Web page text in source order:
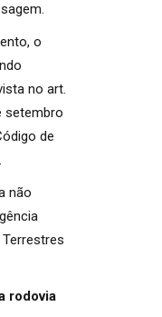
o
no art.
setembro
de
não
rodovia